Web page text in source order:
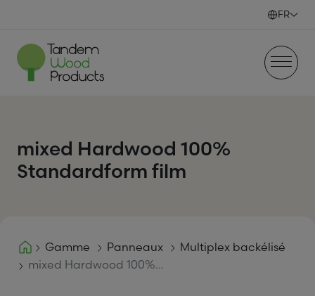
FR
mixed Hardwood 100%
Standardform film
Gamme Panneaux
Multiplex backélisé
mixed Hardwood 100%...